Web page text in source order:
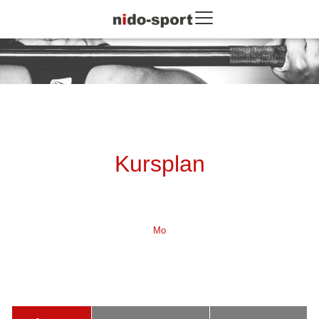
The sports company
Kursplan
Mo